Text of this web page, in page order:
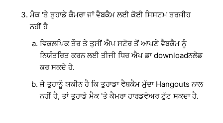
ਮੈਕ 'ਤੇ ਤੁਹਾਡੇ ਕੈਮਰਾ ਜਾਂ ਵੈਬਕੈਮ ਲਈ ਕੋਈ ਸਿਸਟਮ ਤਰਜੀਹ
ਨਹੀਂ ਹੈ
ਵਿਕਲਪਿਕ ਤੌਰ ਤੇ ਤੁਸੀਂ ਐਪ ਸਟੋਰ ਤੋਂ ਆਪਣੇ ਵੈਬਕੈਮ ਨੂੰ
ਨਿਯੰਤਰਿਤ ਕਰਨ ਲਈ ਤੀਜੀ ਧਿਰ ਐਪ ਡਾ downloadਨਲੋਡ
ਕਰ ਸਕਦੇ ਹੋ.
ਜੇ ਤੁਹਾਨੂੰ ਯਕੀਨ ਹੈ ਕਿ ਤੁਹਾਡਾ ਵੈਬਕੈਮ ਮੁੱਦਾ Hangouts ਨਾਲ
ਨਹੀਂ ਹੈ, ਤਾਂ ਤੁਹਾਡੇ ਮੈਕ 'ਤੇ ਕੈਮਰਾ ਹਾਰਡਵੇਅਰ ਟੁੱਟ ਸਕਦਾ ਹੈ.